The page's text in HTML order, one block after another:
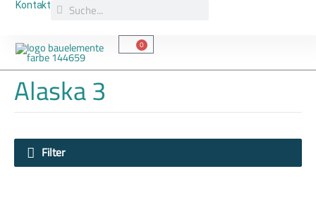
Zum
InhaltKontakt Suche
0
Warenkorb
Alaska 3
Filter